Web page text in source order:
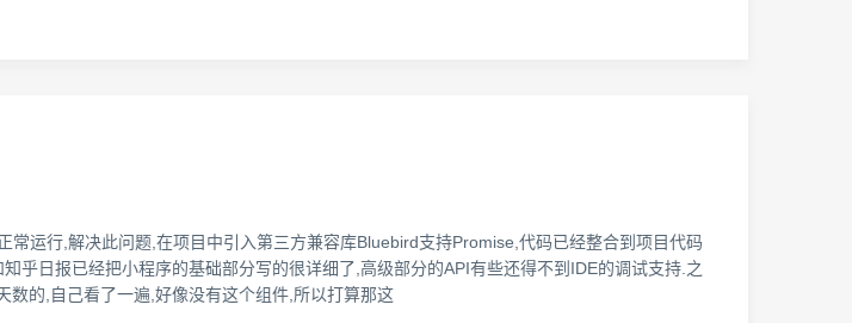
运行,解决此问题,在项目中引入第三方兼容库Bluebird支持Promise,代码已经整合到项目代码
乎日报已经把小程序的基础部分写的很详细了,高级部分的API有些还得不到IDE的调试支持.之
的,自己看了一遍,好像没有这个组件,所以打算那这